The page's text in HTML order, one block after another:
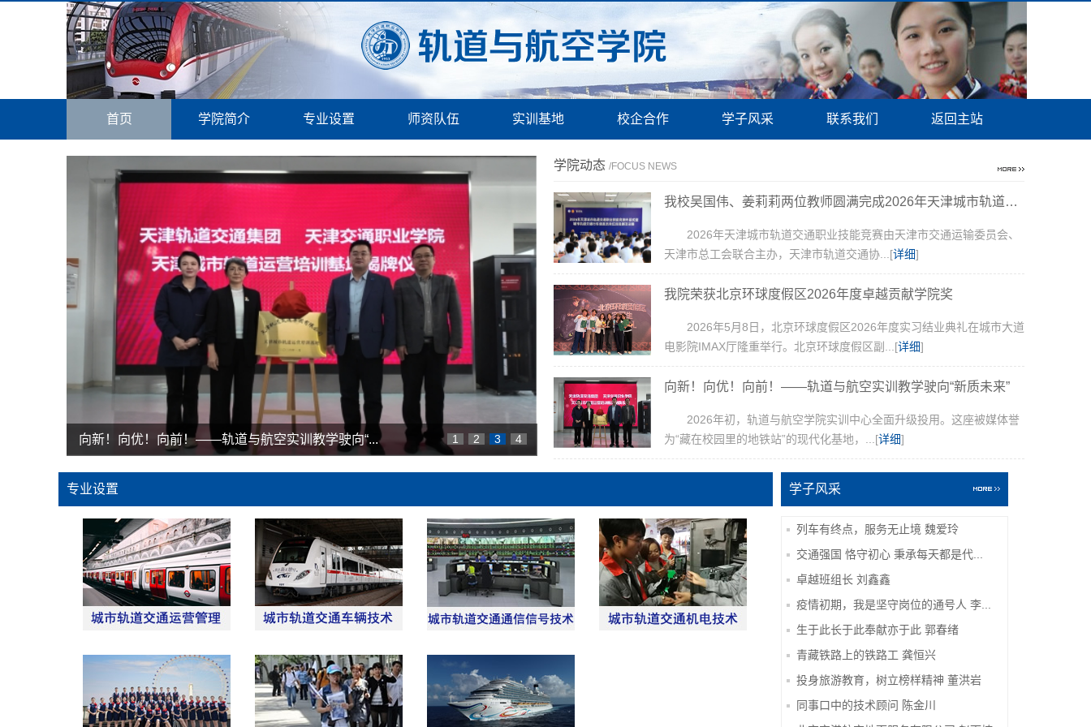
首页 学院简介 专业设置 师资队伍 实训基地 校企合作 学子风采 联系我们 返回主站
1 2 3 4
向新！向优！向前！——轨道与航空实训教学驶向“...
学院动态 /FOCUS NEWS
我校吴国伟、姜莉莉两位教师圆满完成2026年天津城市轨道交通...
2026年天津城市轨道交通职业技能竞赛由天津市交通运输委员会、
天津市总工会联合主办，天津市轨道交通协...[详细]
我院荣获北京环球度假区2026年度卓越贡献学院奖
2026年5月8日，北京环球度假区2026年度实习结业典礼在城市大道
电影院IMAX厅隆重举行。北京环球度假区副...[详细]
向新！向优！向前！——轨道与航空实训教学驶向“新质未来”
2026年初，轨道与航空学院实训中心全面升级投用。这座被媒体誉
为“藏在校园里的地铁站”的现代化基地，...[详细]
专业设置 学子风采
列车有终点，服务无止境 魏爱玲
交通强国 恪守初心 秉承每天都是代...
卓越班组长 刘鑫鑫
疫情初期，我是坚守岗位的通号人 李...
生于此长于此奉献亦于此 郭春绪
青藏铁路上的铁路工 龚恒兴
投身旅游教育，树立榜样精神 董洪岩
同事口中的技术顾问 陈金川